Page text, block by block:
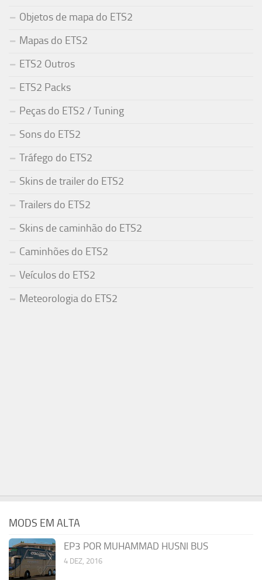
Objetos de mapa do ETS2
Mapas do ETS2
ETS2 Outros
ETS2 Packs
Peças do ETS2 / Tuning
Sons do ETS2
Tráfego do ETS2
Skins de trailer do ETS2
Trailers do ETS2
Skins de caminhão do ETS2
Caminhões do ETS2
Veículos do ETS2
Meteorologia do ETS2
MODS EM ALTA
EP3 POR MUHAMMAD HUSNI BUS
4 DEZ, 2016